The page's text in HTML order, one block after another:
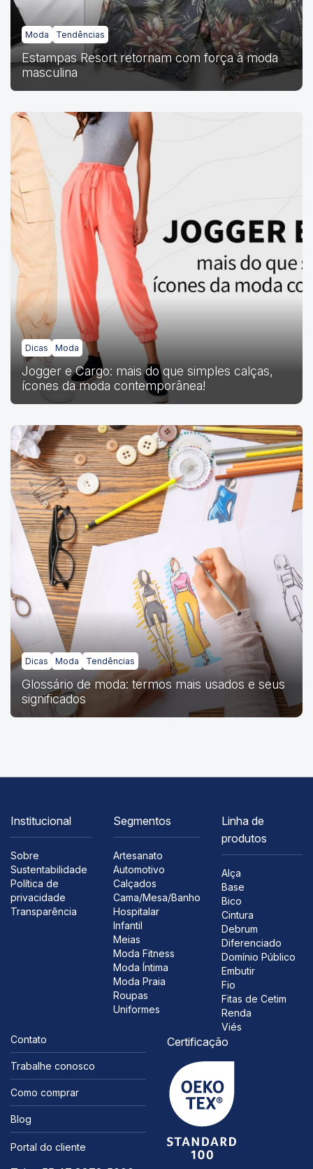
Moda Tendências
Estampas Resort retornam com força à moda
masculina
Dicas Moda
Jogger e Cargo: mais do que simples calças,
ícones da moda contemporânea!
Dicas Moda Tendências
Glossário de moda: termos mais usados e seus
significados
Institucional
Sobre
Sustentabilidade
Política de
privacidade
Transparência
Segmentos
Artesanato
Automotivo
Calçados
Cama/Mesa/Banho
Hospitalar
Infantil
Meias
Moda Fitness
Moda Íntima
Moda Praia
Roupas
Uniformes
Linha de
produtos
Alça
Base
Bico
Cintura
Debrum
Diferenciado
Domínio Público
Embutir
Fio
Fitas de Cetim
Renda
Viés
Contato
Trabalhe conosco
Como comprar
Blog
Portal do cliente
Certificação